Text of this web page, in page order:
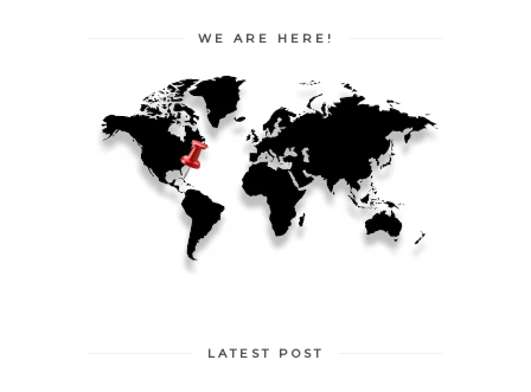
WE ARE HERE!
LATEST POST